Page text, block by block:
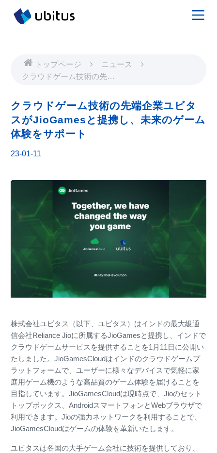
トップページ
ニュース
クラウドゲーム技術の先端
と提携し、未来のゲーム体
験をサポート
クラウドゲーム技術の先端企業ユビタ
スがJioGamesと提携し、未来のゲーム
体験をサポート
23-01-11
株式会社ユビタス（以下、ユビタス）はインドの最大級通
信会社Reliance Jioに所属するJioGamesと提携し、インドで
クラウドゲームサービスを提供することを1月11日に公開い
たしました。JioGamesCloudはインドのクラウドゲームプ
ラットフォームで、ユーザーに様々なデバイスで気軽に家
庭用ゲーム機のような高品質のゲーム体験を届けることを
目指しています。JioGamesCloudは現時点で、Jioのセット
トップボックス、AndroidスマートフォンとWebブラウザで
利用できます。Jioの強力ネットワークを利用することで、
JioGamesCloudはゲームの体験を革新いたします。
ユビタスは各国の大手ゲーム会社に技術を提供しており、